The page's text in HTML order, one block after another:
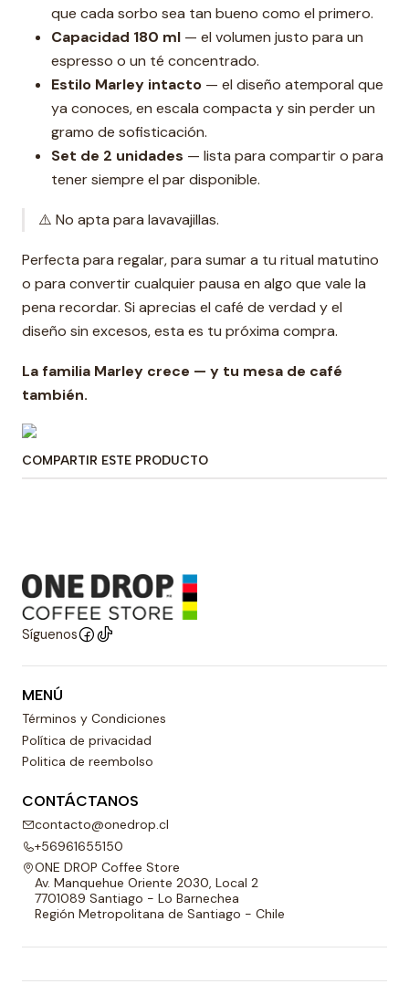
que cada sorbo sea tan bueno como el primero.
Capacidad 180 ml — el volumen justo para un
espresso o un té concentrado.
Estilo Marley intacto — el diseño atemporal que
ya conoces, en escala compacta y sin perder un
gramo de sofisticación.
Set de 2 unidades — lista para compartir o para
tener siempre el par disponible.
⚠️ No apta para lavavajillas.
Perfecta para regalar, para sumar a tu ritual matutino
o para convertir cualquier pausa en algo que vale la
pena recordar. Si aprecias el café de verdad y el
diseño sin excesos, esta es tu próxima compra.
La familia Marley crece — y tu mesa de café
también.
COMPARTIR ESTE PRODUCTO
Síguenos
MENÚ
Términos y Condiciones
Política de privacidad
Politica de reembolso
CONTÁCTANOS
contacto@onedrop.cl
+56961655150
ONE DROP Coffee Store
Av. Manquehue Oriente 2030, Local 2
7701089 Santiago - Lo Barnechea
Región Metropolitana de Santiago - Chile